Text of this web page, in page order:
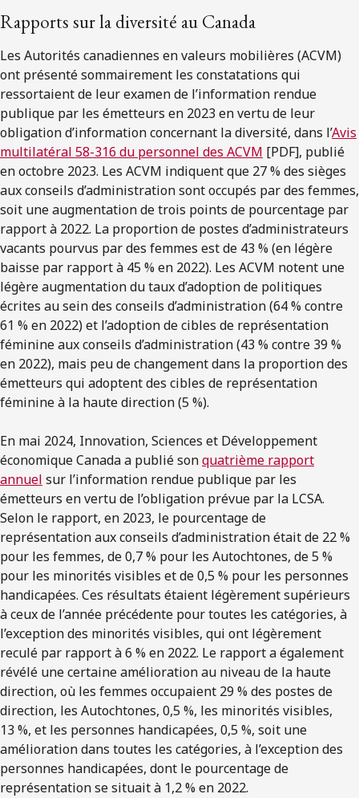
Rapports sur la diversité au Canada
Les Autorités canadiennes en valeurs mobilières (ACVM)
ont présenté sommairement les constatations qui
ressortaient de leur examen de l’information rendue
publique par les émetteurs en 2023 en vertu de leur
obligation d’information concernant la diversité, dans l’Avis
multilatéral 58-316 du personnel des ACVM [PDF], publié
en octobre 2023. Les ACVM indiquent que 27 % des sièges
aux conseils d’administration sont occupés par des femmes,
soit une augmentation de trois points de pourcentage par
rapport à 2022. La proportion de postes d’administrateurs
vacants pourvus par des femmes est de 43 % (en légère
baisse par rapport à 45 % en 2022). Les ACVM notent une
légère augmentation du taux d’adoption de politiques
écrites au sein des conseils d’administration (64 % contre
61 % en 2022) et l’adoption de cibles de représentation
féminine aux conseils d’administration (43 % contre 39 %
en 2022), mais peu de changement dans la proportion des
émetteurs qui adoptent des cibles de représentation
féminine à la haute direction (5 %).
En mai 2024, Innovation, Sciences et Développement
économique Canada a publié sonquatrième rapport
annuel sur l’information rendue publique par les
émetteurs en vertu de l’obligation prévue par la LCSA.
Selon le rapport, en 2023, le pourcentage de
représentation aux conseils d’administration était de 22 %
pour les femmes, de 0,7 % pour les Autochtones, de 5 %
pour les minorités visibles et de 0,5 % pour les personnes
handicapées. Ces résultats étaient légèrement supérieurs
à ceux de l’année précédente pour toutes les catégories, à
l’exception des minorités visibles, qui ont légèrement
reculé par rapport à 6 % en 2022. Le rapport a également
révélé une certaine amélioration au niveau de la haute
direction, où les femmes occupaient 29 % des postes de
direction, les Autochtones, 0,5 %, les minorités visibles,
13 %, et les personnes handicapées, 0,5 %, soit une
amélioration dans toutes les catégories, à l’exception des
personnes handicapées, dont le pourcentage de
représentation se situait à 1,2 % en 2022.